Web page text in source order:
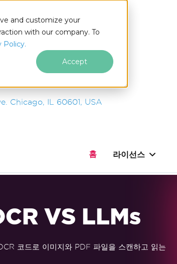
and customize your
with our company. To
Policy.
Accept
Chicago, IL 60601, USA
홈 라이선스
VS LLMs
코드로 이미지와 PDF 파일을 스캔하고 읽는